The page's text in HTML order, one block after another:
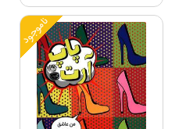
ناموجود